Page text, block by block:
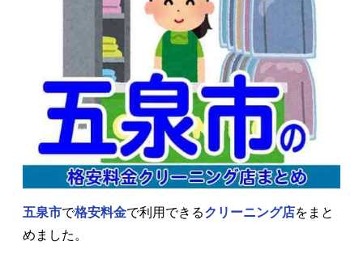
五泉市で格安料金で利用できるクリーニング店をまと
めました。